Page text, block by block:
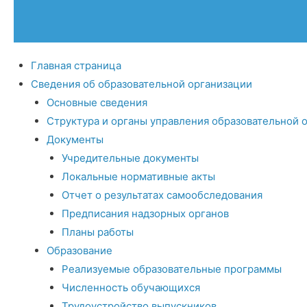
Главная страница
Сведения об образовательной организации
Основные сведения
Структура и органы управления образовательной
Документы
Учредительные документы
Локальные нормативные акты
Отчет о результатах самообследования
Предписания надзорных органов
Планы работы
Образование
Реализуемые образовательные программы
Численность обучающихся